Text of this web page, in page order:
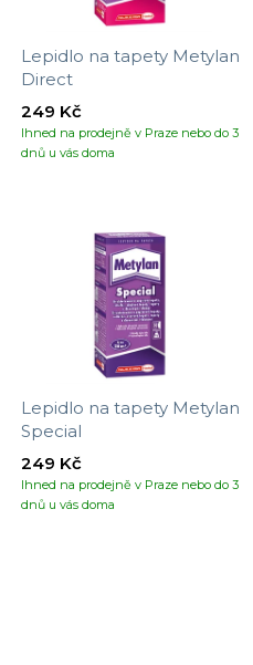
Lepidlo na tapety Metylan
Direct
Ihned na prodejně v Praze nebo do 3
dnů u vás doma
249 Kč
Lepidlo na tapety Metylan
Special
Ihned na prodejně v Praze nebo do 3
dnů u vás doma
249 Kč